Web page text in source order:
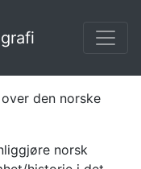
den norske
norsk